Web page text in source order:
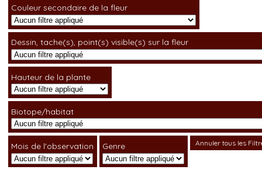
Couleur secondaire de la fleur
Dessin, tache(s), point(s) visible(s) sur la fleur
Hauteur de la plante
Biotope/habitat
Mois de l'observation Genre Annuler tous les